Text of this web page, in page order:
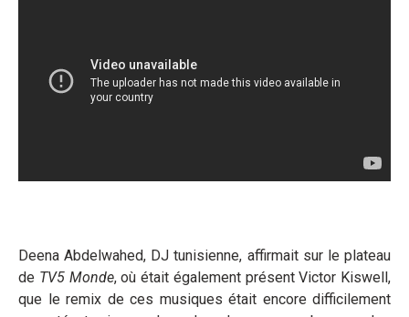
Deena Abdelwahed, DJ tunisienne, affirmait sur le plateau
de TV5 Monde, où était également présent Victor Kiswell,
que le remix de ces musiques était encore difficilement